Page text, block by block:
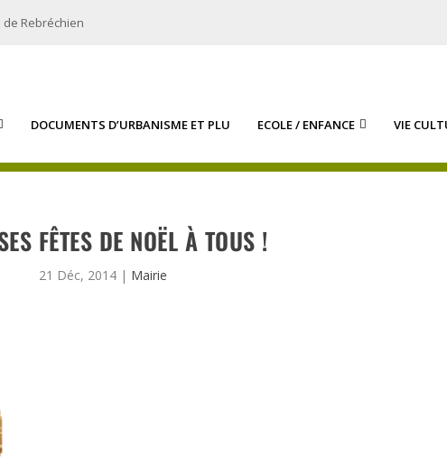
Rebréchien
DOCUMENTS D’URBANISME ET PLU ECOLE / ENFANCE VIE
FÊTES DE NOËL À TOUS !
21 Déc, 2014| Mairie